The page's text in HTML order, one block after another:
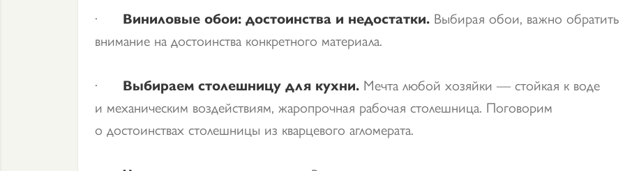
· Виниловые обои: достоинства и недостатки. Выбирая обои, важно обратить
внимание на достоинства конкретного материала.
· Выбираем столешницу для кухни. Мечта любой хозяйки — стойкая к воде
и механическим воздействиям, жаропрочная рабочая столешница. Поговорим
о достоинствах столешницы из кварцевого агломерата.